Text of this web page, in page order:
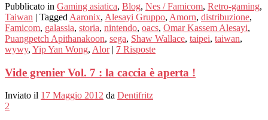
Pubblicato in Gaming asiatica, Blog, Nes / Famicom, Retro-gaming,
Taiwan | Tagged Aaronix, Alesayi Gruppo, Amorn, distribuzione,
Famicom, galassia, storia, nintendo, oacs, Omar Kassem Alesayi,
Puangpetch Apithanakoon, sega, Shaw Wallace, taipei, taiwan,
wywy, Yip Yan Wong, Alor | 7 Risposte
Vide grenier Vol. 7 : la caccia è aperta !
Inviato il 17 Maggio 2012 da Dentifritz
2